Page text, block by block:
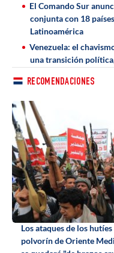
El Comando Sur
conjunta con 18
Latinoamérica
Venezuela: el
una transición
RECOMENDACIONES
Los ataques de los
polvorín de Oriente